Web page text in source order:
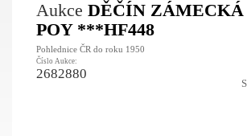
Aukce DĚČÍN
POY ***HF448
Pohlednice ČR do roku 1950
Číslo Aukce:
2682880